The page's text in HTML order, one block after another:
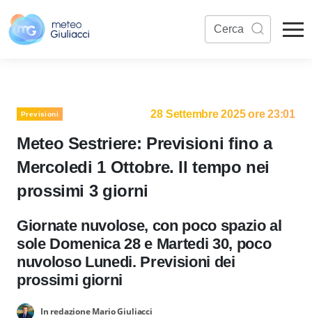
Previsioni 28 Settembre 2025 ore 23:01
Meteo Sestriere: Previsioni fino a
Mercoledi 1 Ottobre. Il tempo nei
prossimi 3 giorni
Giornate nuvolose, con poco spazio al
sole Domenica 28 e Martedi 30, poco
nuvoloso Lunedi. Previsioni dei
prossimi giorni
In redazione Mario Giuliacci